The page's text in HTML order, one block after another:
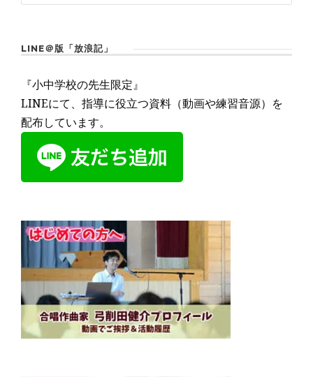
LINE＠版「放浪記」
『小中学校の先生限定』
LINEにて、指導に役立つ資料（動画や練習音源）を
配布しています。